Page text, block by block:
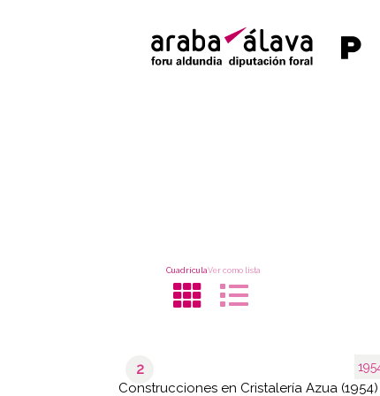
CuadrículaVer como lista
2
Construcciones en Cristalería Azua (1954)